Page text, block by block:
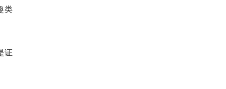
类
证